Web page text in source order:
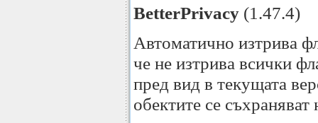
BetterPrivacy (1.47.4)
Автоматично изтрива
че не изтрива всички
пред вид в текущата
обектите се